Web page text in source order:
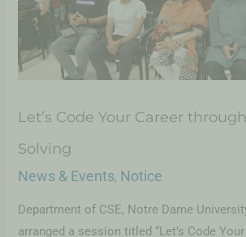
Let’s Code Your Career
Solving
News & Events, Notice
Department of CSE, Notre Dame
arranged a session titled “Let’s Code